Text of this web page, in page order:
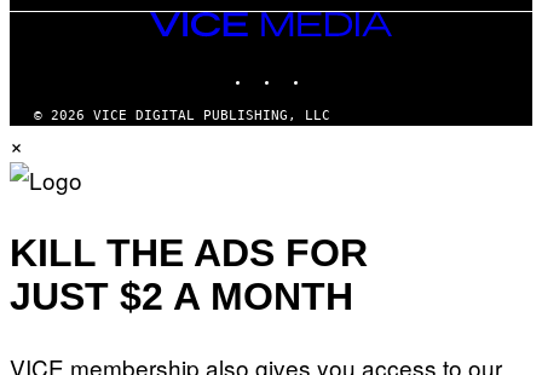
VICE
© 2026 VICE DIGITAL PUBLISHING, LLC
×
KILL THE ADS FOR
JUST $2 A MONTH
VICE membership also gives you access to our